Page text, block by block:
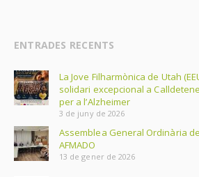
ENTRADES RECENTS
La Jove Filharmònica de Utah
solidari excepcional a
per a l’Alzheimer
3 de juny de 2026
Assemblea General Ordinària
AFMADO
13 de gener de 2026